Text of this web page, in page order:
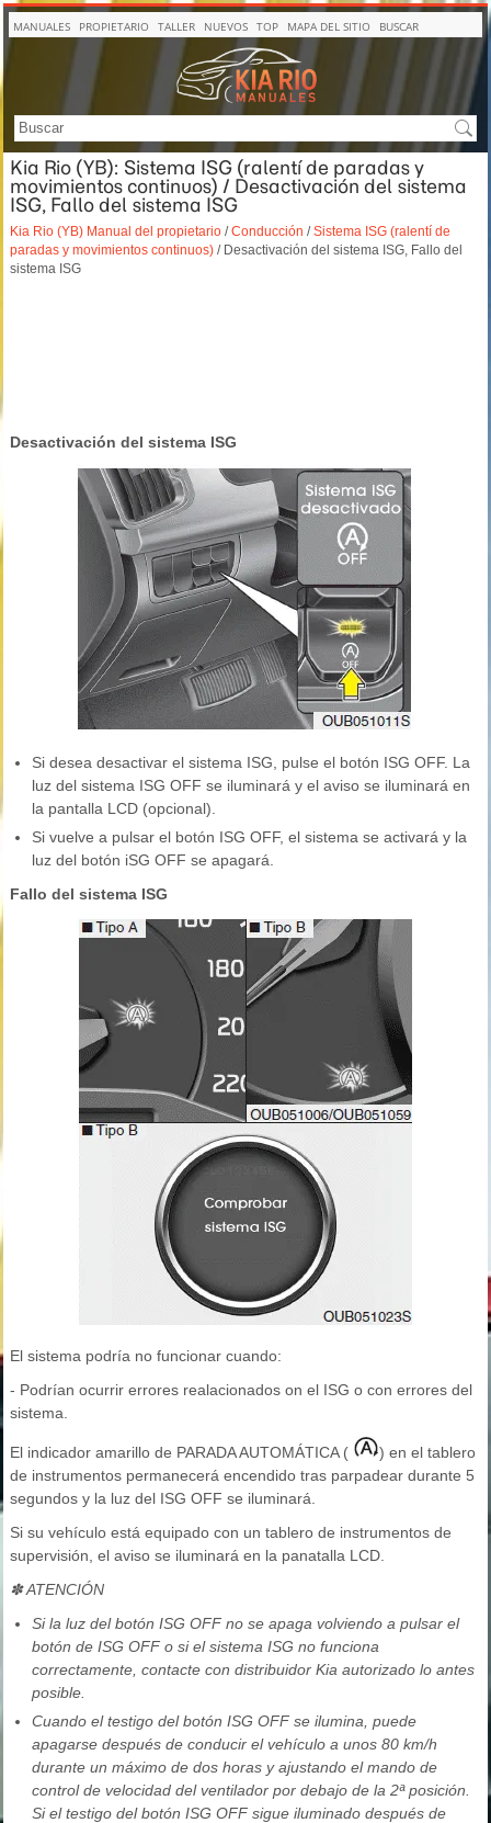
MANUALES PROPIETARIO TALLER NUEVOS TOP MAPA DEL SITIO BUSCAR
Kia Rio (YB): Sistema ISG (ralentí de paradas y
movimientos continuos) / Desactivación del sistema
ISG, Fallo del sistema ISG
Kia Rio (YB) Manual del propietario /Conducción /Sistema ISG (ralentí de
paradas y movimientos continuos) / Desactivación del sistema ISG, Fallo del
sistema ISG
Desactivación del sistema ISG
Si desea desactivar el sistema ISG, pulse el botón ISG OFF. La
luz del sistema ISG OFF se iluminará y el aviso se iluminará en
la pantalla LCD (opcional).
Si vuelve a pulsar el botón ISG OFF, el sistema se activará y la
luz del botón iSG OFF se apagará.
Fallo del sistema ISG
El sistema podría no funcionar cuando:
- Podrían ocurrir errores realacionados on el ISG o con errores del
sistema.
El indicador amarillo de PARADA AUTOMÁTICA (
) en el tablero
de instrumentos permanecerá encendido tras parpadear durante 5
segundos y la luz del ISG OFF se iluminará.
Si su vehículo está equipado con un tablero de instrumentos de
supervisión, el aviso se iluminará en la panatalla LCD.
✽ ATENCIÓN
Si la luz del botón ISG OFF no se apaga volviendo a pulsar el
botón de ISG OFF o si el sistema ISG no funciona
correctamente, contacte con distribuidor Kia autorizado lo antes
posible.
Cuando el testigo del botón ISG OFF se ilumina, puede
apagarse después de conducir el vehículo a unos 80 km/h
durante un máximo de dos horas y ajustando el mando de
control de velocidad del ventilador por debajo de la 2ª posición.
Si el testigo del botón ISG OFF sigue iluminado después de